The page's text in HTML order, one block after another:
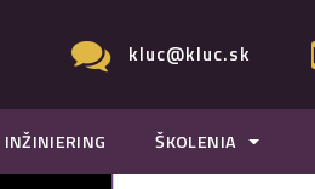
kluc@kluc.sk
INŽINIERING ŠKOLENIA